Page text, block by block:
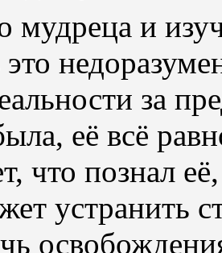
мудреца и
это
за
её всё
что познал
устранить